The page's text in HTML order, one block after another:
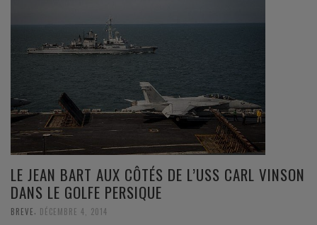
LE JEAN BART AUX CÔTÉS DE L’USS CARL VINSON
DANS LE GOLFE PERSIQUE
BREVE DÉCEMBRE 4, 2014